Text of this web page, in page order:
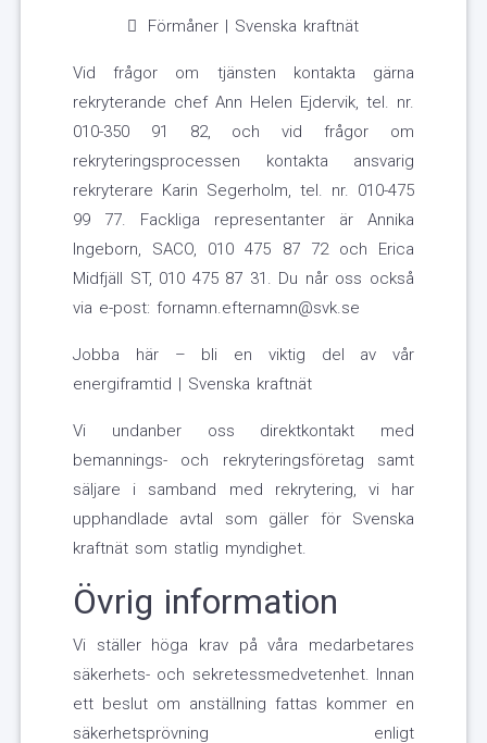
Förmåner | Svenska kraftnät
Vid frågor om tjänsten kontakta gärna
rekryterande chef Ann Helen Ejdervik, tel. nr.
010-350 91 82, och vid frågor om
rekryteringsprocessen kontakta ansvarig
rekryterare Karin Segerholm, tel. nr. 010-475
99 77. Fackliga representanter är Annika
Ingeborn, SACO, 010 475 87 72 och Erica
Midfjäll ST, 010 475 87 31. Du når oss också
via e-post: fornamn.efternamn@svk.se
Jobba här – bli en viktig del av vår
energiframtid | Svenska kraftnät
Vi undanber oss direktkontakt med
bemannings- och rekryteringsföretag samt
säljare i samband med rekrytering, vi har
upphandlade avtal som gäller för Svenska
kraftnät som statlig myndighet.
Övrig information
Vi ställer höga krav på våra medarbetares
säkerhets- och sekretessmedvetenhet. Innan
ett beslut om anställning fattas kommer en
säkerhetsprövning enligt